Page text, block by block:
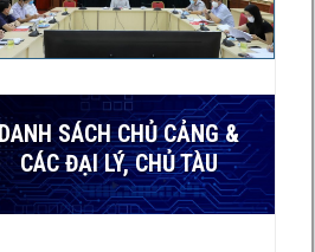
DANH SÁCH CHỦ CẢNG &
CÁC ĐẠI LÝ, CHỦ TÀU